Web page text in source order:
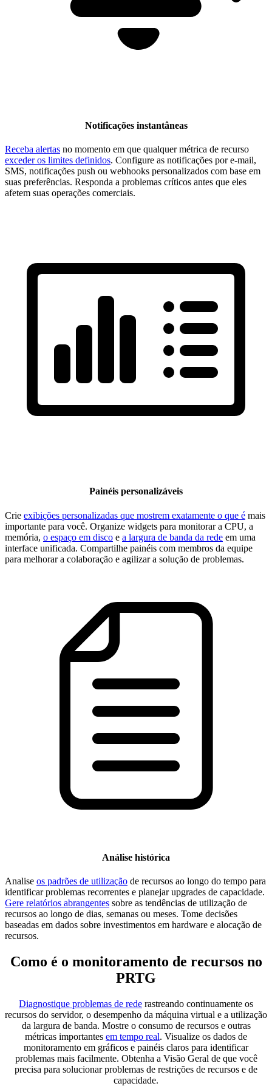
Notificações instantâneas
Receba alertas no momento em que qualquer métrica de recurso
exceder os limites definidos. Configure as notificações por e-mail,
SMS, notificações push ou webhooks personalizados com base em
suas preferências. Responda a problemas críticos antes que eles
afetem suas operações comerciais.
Painéis personalizáveis
Crie exibições personalizadas que mostrem exatamente o que é mais
importante para você. Organize widgets para monitorar a CPU, a
memória, o espaço em disco e a largura de banda da rede em uma
interface unificada. Compartilhe painéis com membros da equipe
para melhorar a colaboração e agilizar a solução de problemas.
Análise histórica
Analise os padrões de utilização de recursos ao longo do tempo para
identificar problemas recorrentes e planejar upgrades de capacidade.
Gere relatórios abrangentes sobre as tendências de utilização de
recursos ao longo de dias, semanas ou meses. Tome decisões
baseadas em dados sobre investimentos em hardware e alocação de
recursos.
Como é o monitoramento de recursos no
PRTG
Diagnostique problemas de rede rastreando continuamente os
recursos do servidor, o desempenho da máquina virtual e a utilização
da largura de banda. Mostre o consumo de recursos e outras
métricas importantes em tempo real. Visualize os dados de
monitoramento em gráficos e painéis claros para identificar
problemas mais facilmente. Obtenha a Visão Geral de que você
precisa para solucionar problemas de restrições de recursos e de
capacidade.